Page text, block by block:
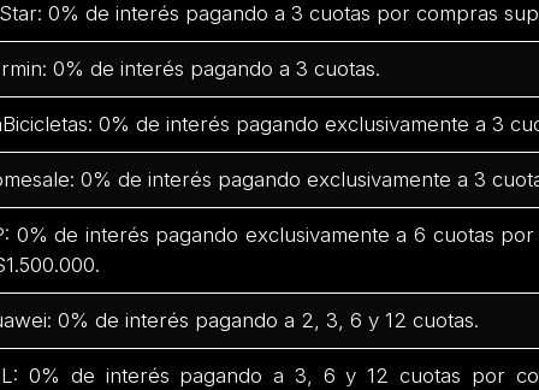
0% de interés pagando a 3 cuotas por compras
0% de interés pagando a 3 cuotas.
0% de interés pagando exclusivamente a 3
0% de interés pagando exclusivamente a 3
0% de interés pagando exclusivamente a 6 cuotas
0% de interés pagando a 2, 3, 6 y 12 cuotas.
0% de interés pagando a 3, 6 y 12 cuotas por